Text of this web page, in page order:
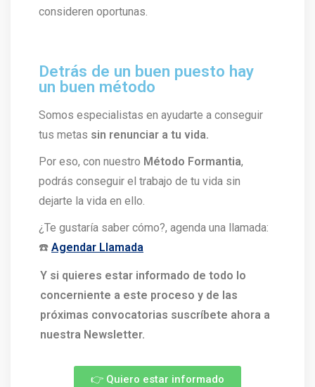
consideren oportunas.
Detrás de un buen puesto hay
un buen método
Somos especialistas en ayudarte a conseguir
tus metas sin renunciar a tu vida.
Por eso, con nuestro Método Formantia,
podrás conseguir el trabajo de tu vida sin
dejarte la vida en ello.
¿Te gustaría saber cómo?, agenda una llamada:
☎️ Agendar Llamada
Y si quieres estar informado de todo lo
concerniente a este proceso y de las
próximas convocatorias suscríbete ahora a
nuestra Newsletter.
👉 Quiero estar informado